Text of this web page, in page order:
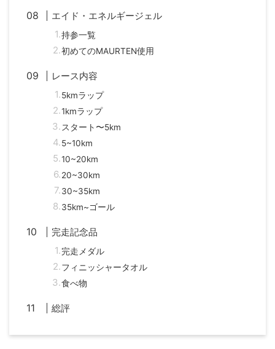
エイド・エネルギージェル
持参一覧
初めてのMAURTEN使用
レース内容
5kmラップ
1kmラップ
スタート〜5km
5~10km
10~20km
20~30km
30~35km
35km~ゴール
完走記念品
完走メダル
フィニッシャータオル
食べ物
総評